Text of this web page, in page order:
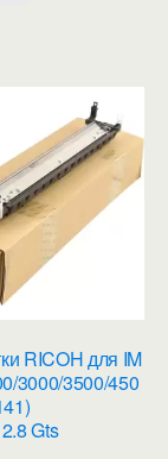
RICOH для IM
3000/3500/450
Gts